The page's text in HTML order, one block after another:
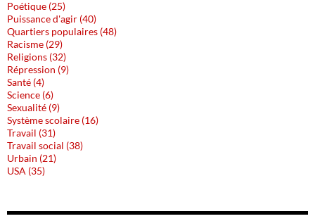
Poétique (25)
Puissance d'agir (40)
Quartiers populaires (48)
Racisme (29)
Religions (32)
Répression (9)
Santé (4)
Science (6)
Sexualité (9)
Système scolaire (16)
Travail (31)
Travail social (38)
Urbain (21)
USA (35)